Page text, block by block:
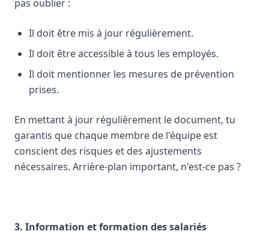
pas oublier :
Il doit être mis à jour régulièrement.
Il doit être accessible à tous les employés.
Il doit mentionner les mesures de prévention
prises.
En mettant à jour régulièrement le document, tu
garantis que chaque membre de l'équipe est
conscient des risques et des ajustements
nécessaires. Arrière-plan important, n'est-ce pas ?
3. Information et formation des salariés